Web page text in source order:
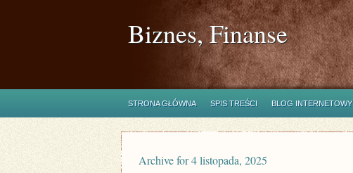
Biznes, Finanse
STRONA GŁÓWNA SPIS TREŚCI BLOG INTERNETOWY
Archive for 4 listopada, 2025